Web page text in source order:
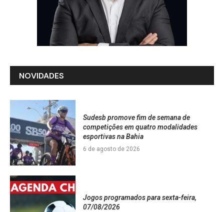
NOVIDADES
Sudesb promove fim de semana de
competições em quatro modalidades
esportivas na Bahia
6 de agosto de 2026
Jogos programados para sexta-feira,
07/08/2026